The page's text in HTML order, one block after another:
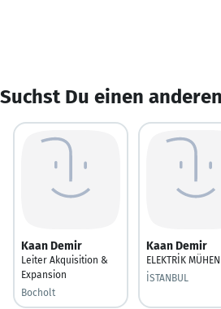
Suchst Du einen
Kaan Demir
Leiter Akquisition &
Expansion
Bocholt
Kaan Demir
ELEKTRİK
İSTANBUL